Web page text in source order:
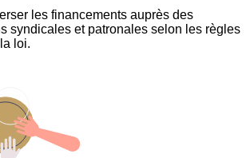
les financements auprès des
syndicales et patronales selon les règles
loi.